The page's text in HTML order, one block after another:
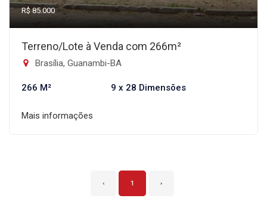
R$ 85.000
Terreno/Lote à Venda com 266m²
Brasília, Guanambi-BA
266 M² 9 x 28 Dimensões
Mais informações
‹ 1 ›